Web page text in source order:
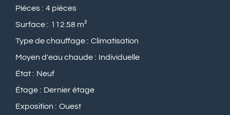
Pièces
4 pièces
Surface
112.58 m²
Type de chauffage
Climatisation
Moyen d'eau chaude
Individuelle
État
Neuf
Étage
Dernier étage
Exposition
Ouest